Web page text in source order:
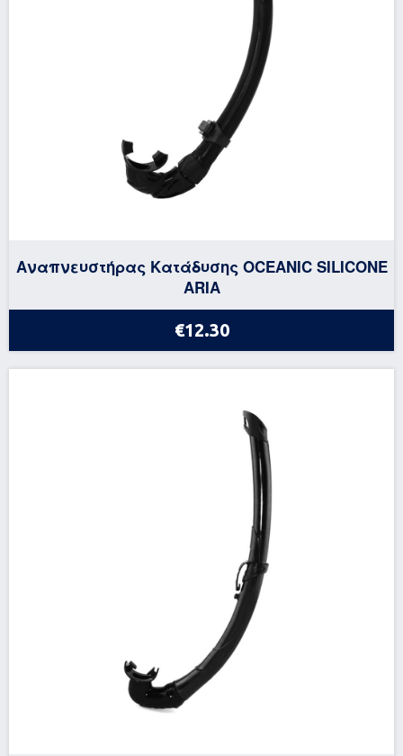
Αναπνευστήρας Κατάδυσης OCEANIC SILICONE
ARIA
€12.30